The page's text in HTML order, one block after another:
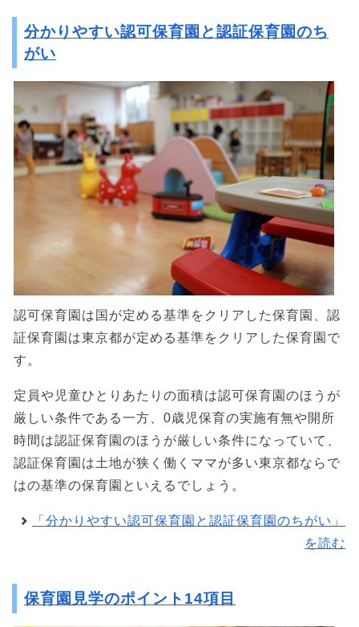
分かりやすい認可保育園と認証保育園のち
がい
認可保育園は国が定める基準をクリアした保育園、認
証保育園は東京都が定める基準をクリアした保育園で
す。
定員や児童ひとりあたりの面積は認可保育園のほうが
厳しい条件である一方、0歳児保育の実施有無や開所
時間は認証保育園のほうが厳しい条件になっていて、
認証保育園は土地が狭く働くママが多い東京都ならで
はの基準の保育園といえるでしょう。
「分かりやすい認可保育園と認証保育園のちがい」
を読む
保育園見学のポイント14項目